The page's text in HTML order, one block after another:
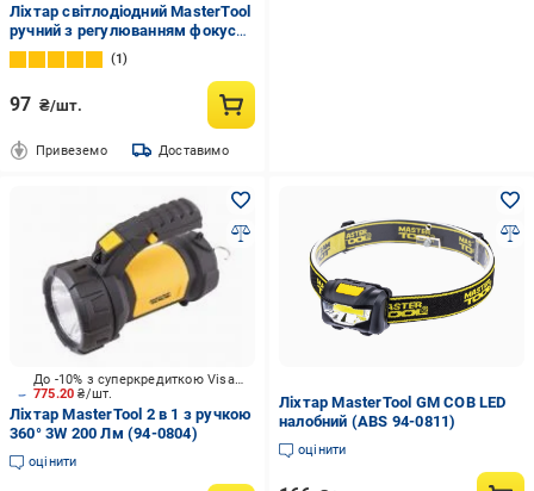
Ліхтар світлодіодний MasterTool
ручний з регулюванням фокусу
1W LED/80 lum/8000К/60
м/3xAAA/ABS (94-0801)
1
97 ₴/шт.
Привеземо Доставимо
775.20₴/шт.
До -10% з суперкредиткою Visa Вигода
Ліхтар MasterTool 2 в 1 з ручкою
360° 3W 200 Лм (94-0804)
оцінити
Ліхтар MasterTool GM COB LED
налобний (ABS 94-0811)
оцінити